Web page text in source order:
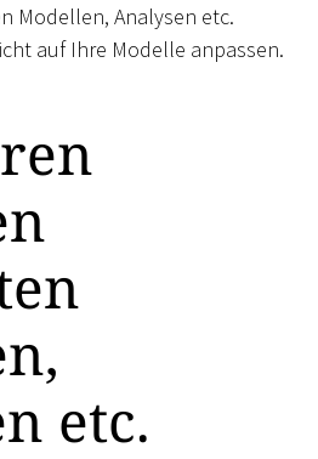
Modellen, Analysen etc.
auf Ihre Modelle anpassen.
etc.